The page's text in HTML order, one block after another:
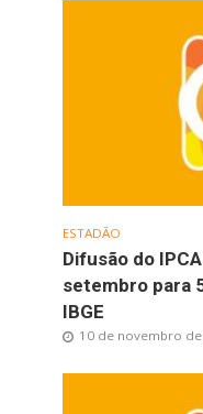
ESTADÃO
Difusão do
setembro para
IBGE
10 de novembro